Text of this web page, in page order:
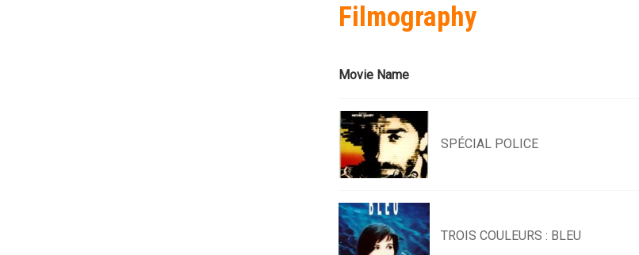
Filmography
Movie Name
SPÉCIAL POLICE
TROIS COULEURS : BLEU